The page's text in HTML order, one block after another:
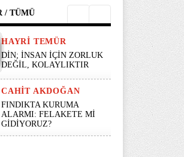
/ TÜMÜ
HAYRI TEMÜR
DİN; İNSAN İÇİN ZORLUK
DEĞİL, KOLAYLIKTIR
CAHIT AKDOĞAN
FINDIKTA KURUMA
ALARMI: FELAKETE Mİ
GİDİYORUZ?